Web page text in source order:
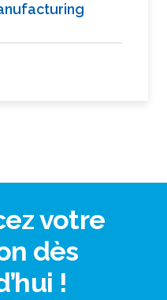
votre
dès
!